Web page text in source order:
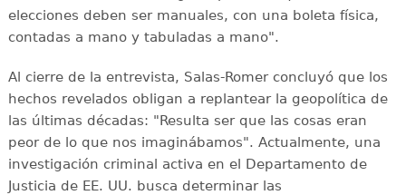
elecciones deben ser manuales, con una boleta física,
contadas a mano y tabuladas a mano".
Al cierre de la entrevista, Salas-Romer concluyó que los
hechos revelados obligan a replantear la geopolítica de
las últimas décadas: "Resulta ser que las cosas eran
peor de lo que nos imaginábamos". Actualmente, una
investigación criminal activa en el Departamento de
Justicia de EE. UU. busca determinar las